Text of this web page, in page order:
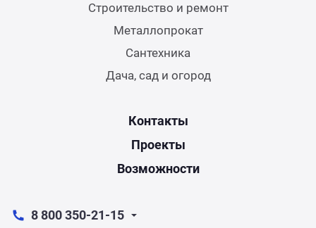
Строительство и ремонт
Металлопрокат
Сантехника
Дача, сад и огород
Контакты
Проекты
Возможности
8 800 350-21-15